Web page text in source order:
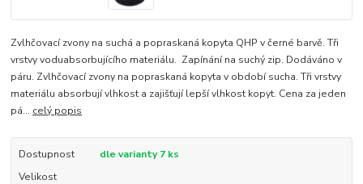
Zvlhčovací zvony na suchá a popraskaná kopyta QHP v černé barvě. Tři
vrstvy voduabsorbujícího materiálu. Zapínání na suchý zip. Dodáváno v
páru. Zvlhčovací zvony na popraskaná kopyta v období sucha. Tři vrstvy
materiálu absorbují vlhkost a zajišťují lepší vlhkost kopyt. Cena za jeden
pá... celý popis
Dostupnost
dle varianty 7 ks
Velikost